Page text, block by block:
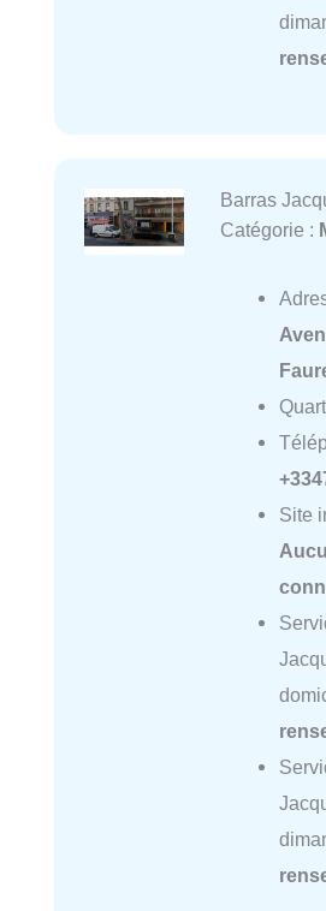
Barras
Catégorie :
Site